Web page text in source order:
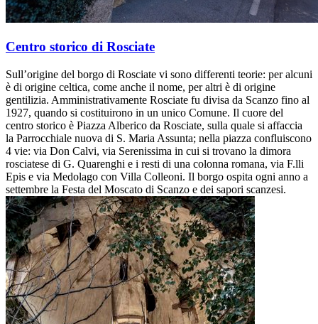
Centro storico di Rosciate
Sull’origine del borgo di Rosciate vi sono differenti teorie: per alcuni
è di origine celtica, come anche il nome, per altri è di origine
gentilizia. Amministrativamente Rosciate fu divisa da Scanzo fino al
1927, quando si costituirono in un unico Comune. Il cuore del
centro storico è Piazza Alberico da Rosciate, sulla quale si affaccia
la Parrocchiale nuova di S. Maria Assunta; nella piazza confluiscono
4 vie: via Don Calvi, via Serenissima in cui si trovano la dimora
rosciatese di G. Quarenghi e i resti di una colonna romana, via F.lli
Epis e via Medolago con Villa Colleoni. Il borgo ospita ogni anno a
settembre la Festa del Moscato di Scanzo e dei sapori scanzesi.